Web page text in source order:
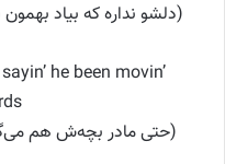
(دلشو نداره که بیاد
he been movin’
(حتی مادر بچه‌ش هم